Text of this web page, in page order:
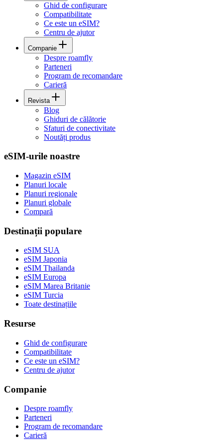
Ghid de configurare
Compatibilitate
Ce este un eSIM?
Centru de ajutor
Companie
Despre roamfly
Parteneri
Program de recomandare
Carieră
Revista
Blog
Ghiduri de călătorie
Sfaturi de conectivitate
Noutăți produs
eSIM-urile noastre
Magazin eSIM
Planuri locale
Planuri regionale
Planuri globale
Compară
Destinații populare
eSIM SUA
eSIM Japonia
eSIM Thailanda
eSIM Europa
eSIM Marea Britanie
eSIM Turcia
Toate destinațiile
Resurse
Ghid de configurare
Compatibilitate
Ce este un eSIM?
Centru de ajutor
Companie
Despre roamfly
Parteneri
Program de recomandare
Carieră